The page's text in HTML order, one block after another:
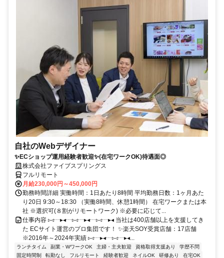
自社のWebデザイナー
✨ECショップ運用経験者歓迎✨(在宅ワークOK)待遇面◎
株式会社ファイブスプリングス
フルリモート
月給230,000円～450,000円
勤務時間詳細 実働時間：1日あたり8時間 平均勤務日数：1ヶ月あた
り20日 9:30～18:30 （実働8時間、休憩1時間） 在宅ワークまたは本
社 ※選択可(８割がリモートワーク) ※必要に応じて...
仕事内容 ▹◃┄▸◂┄▹◃┄▸◂┄▹◃┄▸◂ 当社は400店舗以上を支援してき
た ECサイト運営のプロ集団です！ ✨楽天SOY受賞店舗：17店舗
※2016年～2024年実績 ▹◃┄▸◂┄▹◃┄▸◂...
ランチタイム 副業・WワークOK 主婦・主夫歓迎 資格取得支援あり
学歴不問
固定時間制
転勤なし フルリモート 経験者歓迎 ネイルOK 研修あり
在宅OK